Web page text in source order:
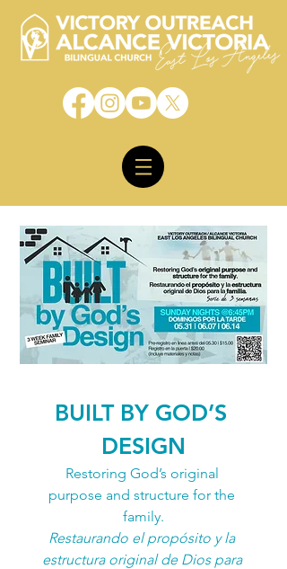
BUILT BY GOD’S
DESIGN
Restoring God’s original
purpose and structure for the
family.
Restaurando el propósito y la
estructura original de Dios para